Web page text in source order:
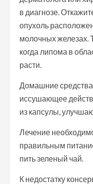
в диагнозе.
опухоль
молочных железах.
когда липома в
расти.
Домашние
иссушающее
из капсулы,
Лечение
правильным
пить зеленый чай.
К недостатку